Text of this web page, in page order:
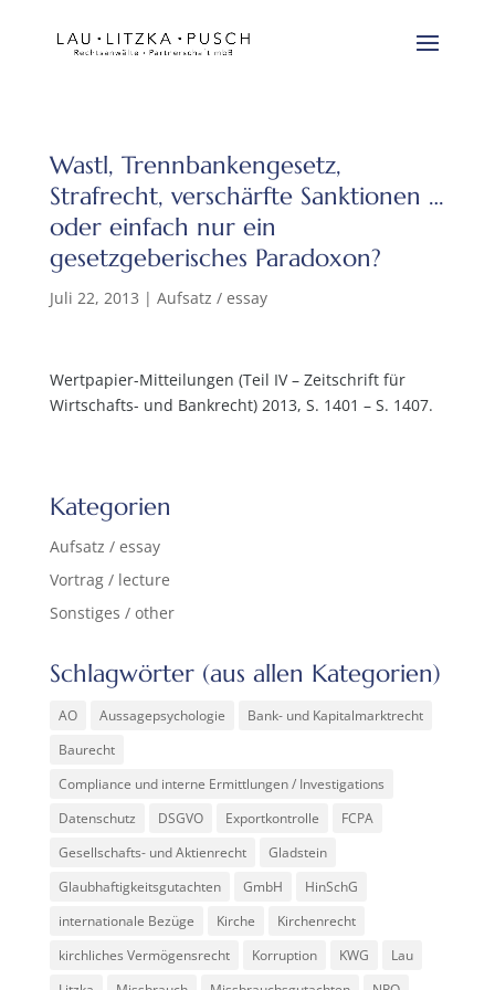
Wastl, Trennbankengesetz,
Strafrecht, verschärfte Sanktionen …
oder einfach nur ein
gesetzgeberisches Paradoxon?
Juli 22, 2013 | Aufsatz / essay
Wertpapier-Mitteilungen (Teil IV – Zeitschrift für
Wirtschafts- und Bankrecht) 2013, S. 1401 – S. 1407.
Kategorien
Aufsatz / essay
Vortrag / lecture
Sonstiges / other
Schlagwörter (aus allen Kategorien)
AO Aussagepsychologie
Bank- und Kapitalmarktrecht
Baurecht
Compliance und interne Ermittlungen / Investigations
Datenschutz
DSGVO Exportkontrolle
FCPA
Gesellschafts- und Aktienrecht
Gladstein
Glaubhaftigkeitsgutachten
GmbH
HinSchG
internationale Bezüge
Kirche
Kirchenrecht
kirchliches Vermögensrecht
Korruption KWG
Lau